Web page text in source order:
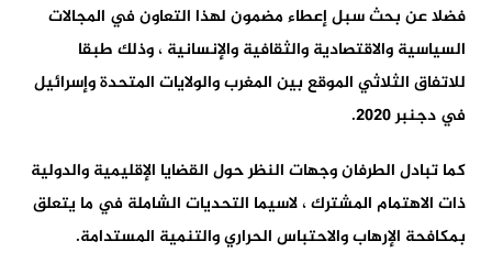
فضلا عن بحث سبل إعطاء مضمون لهذا التعاون في المجالات
السياسية والاقتصادية والثقافية والإنسانية ، وذلك طبقا
للاتفاق الثلاثي الموقع بين المغرب والولايات المتحدة وإسرائيل
في دجنبر 2020.
كما تبادل الطرفان وجهات النظر حول القضايا الإقليمية والدولية
ذات الاهتمام المشترك ، لاسيما التحديات الشاملة في ما يتعلق
بمكافحة الإرهاب والاحتباس الحراري والتنمية المستدامة.